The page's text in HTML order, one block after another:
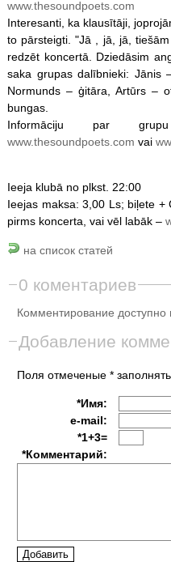
www.thesoundpoets.com
Interesanti, ka klausītāji,
to pārsteigti. "Jā , jā, jā,
redzēt koncertā. Dziedāsim
saka grupas dalībnieki: Jānis
Normunds – ģitāra, Artūrs –
bungas.
Informāciju par
www.thesoundpoets.com vai
Ieeja klubā no plkst. 22:00
Ieejas maksa: 3,00 Ls; biļete
pirms koncerta, vai vēl labāk –
на список статей
0 коментариев
Комментирование доступно
Добавление
Поля отмеченые * заполнять
*Имя:
e-mail:
*1+3=
*Комментарий: